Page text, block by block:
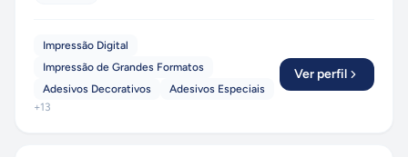
Impressão Digital
Impressão de Grandes Formatos
Adesivos Decorativos
Adesivos Especiais
+13
Ver perfil